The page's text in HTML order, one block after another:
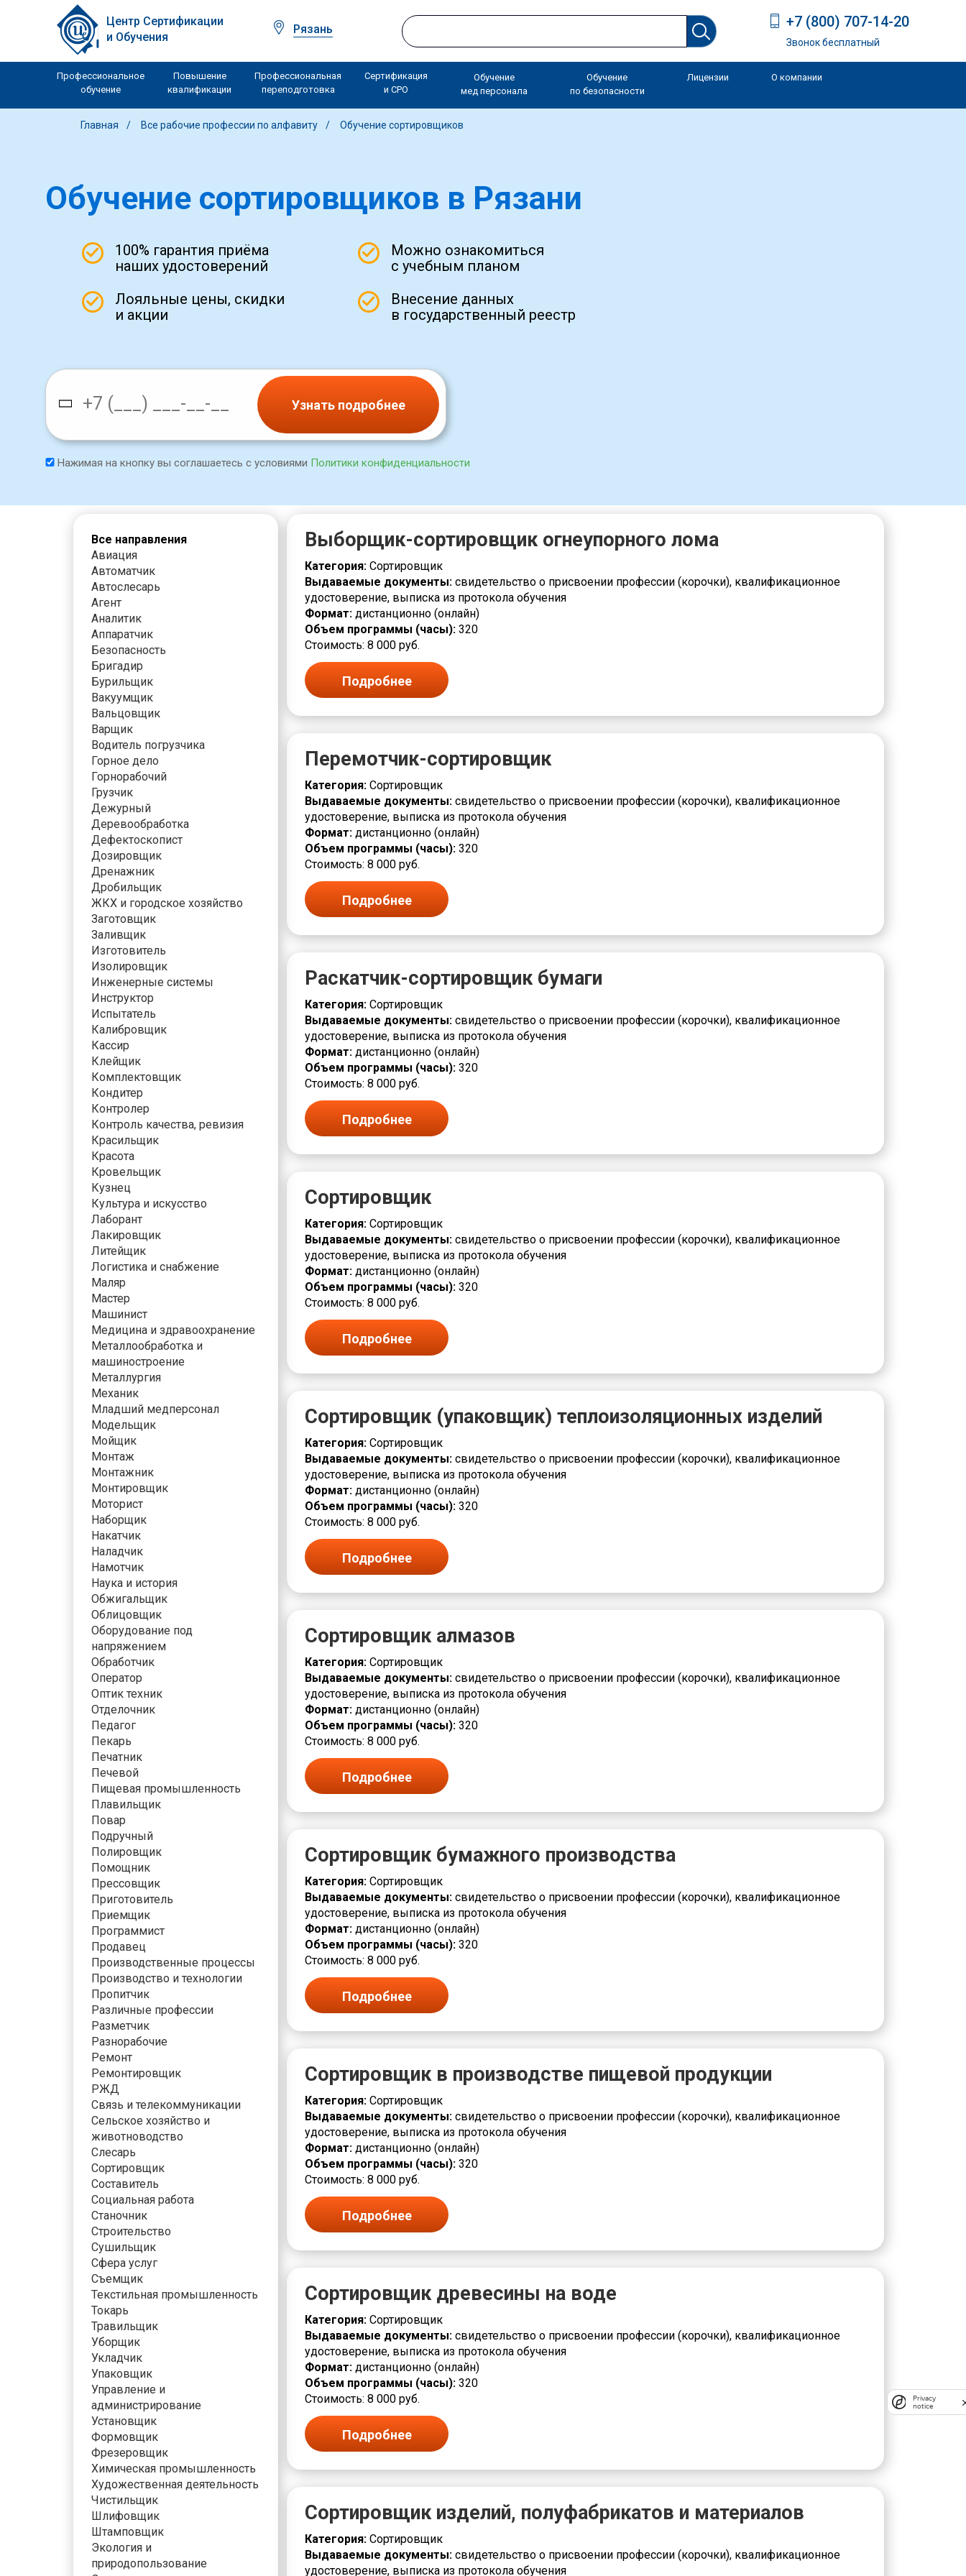
Центр Сертификации
и Обучения
Рязань +7 (800) 707-14-20
Звонок бесплатный
Профессиональное
обучение
Повышение
квалификации
Профессиональная
переподготовка
Сертификация
и СРО
Обучение
мед персонала
Обучение
по безопасности
Лицензии О компании
Главная Все рабочие профессии по алфавиту Обучение сортировщиков
Обучение сортировщиков в Рязани
100% гарантия приёма
наших удостоверений
Можно ознакомиться
с учебным планом
Лояльные цены, скидки
и акции
Внесение данных
в государственный реестр
Узнать подробнее
Нажимая на кнопку вы соглашаетесь с условиями Политики конфиденциальности
Все направления
Авиация
Автоматчик
Автослесарь
Агент
Аналитик
Аппаратчик
Безопасность
Бригадир
Бурильщик
Вакуумщик
Вальцовщик
Варщик
Водитель погрузчика
Горное дело
Горнорабочий
Грузчик
Дежурный
Деревообработка
Дефектоскопист
Дозировщик
Дренажник
Дробильщик
ЖКХ и городское хозяйство
Заготовщик
Заливщик
Изготовитель
Изолировщик
Инженерные системы
Инструктор
Испытатель
Калибровщик
Кассир
Клейщик
Комплектовщик
Кондитер
Контролер
Контроль качества, ревизия
Красильщик
Красота
Кровельщик
Кузнец
Культура и искусство
Лаборант
Лакировщик
Литейщик
Логистика и снабжение
Маляр
Мастер
Машинист
Медицина и здравоохранение
Металлообработка и
машиностроение
Металлургия
Механик
Младший медперсонал
Модельщик
Мойщик
Монтаж
Монтажник
Монтировщик
Моторист
Наборщик
Накатчик
Наладчик
Намотчик
Наука и история
Обжигальщик
Облицовщик
Оборудование под
напряжением
Обработчик
Оператор
Оптик техник
Отделочник
Педагог
Пекарь
Печатник
Печевой
Пищевая промышленность
Плавильщик
Повар
Подручный
Полировщик
Помощник
Прессовщик
Приготовитель
Приемщик
Программист
Продавец
Производственные процессы
Производство и технологии
Пропитчик
Различные профессии
Разметчик
Разнорабочие
Ремонт
Ремонтировщик
РЖД
Связь и телекоммуникации
Сельское хозяйство и
животноводство
Слесарь
Сортировщик
Составитель
Социальная работа
Станочник
Строительство
Сушильщик
Сфера услуг
Съемщик
Текстильная промышленность
Токарь
Травильщик
Уборщик
Укладчик
Упаковщик
Управление и
администрирование
Установщик
Формовщик
Фрезеровщик
Химическая промышленность
Художественная деятельность
Чистильщик
Шлифовщик
Штамповщик
Экология и
природопользование
Выборщик-сортировщик огнеупорного лома
Категория: Сортировщик
Выдаваемые документы: свидетельство о присвоении профессии (корочки), квалификационное
удостоверение, выписка из протокола обучения
Формат: дистанционно (онлайн)
Объем программы (часы): 320
Стоимость: 8 000 руб.
Подробнее
Перемотчик-сортировщик
Категория: Сортировщик
Выдаваемые документы: свидетельство о присвоении профессии (корочки), квалификационное
удостоверение, выписка из протокола обучения
Формат: дистанционно (онлайн)
Объем программы (часы): 320
Стоимость: 8 000 руб.
Подробнее
Раскатчик-сортировщик бумаги
Категория: Сортировщик
Выдаваемые документы: свидетельство о присвоении профессии (корочки), квалификационное
удостоверение, выписка из протокола обучения
Формат: дистанционно (онлайн)
Объем программы (часы): 320
Стоимость: 8 000 руб.
Подробнее
Сортировщик
Категория: Сортировщик
Выдаваемые документы: свидетельство о присвоении профессии (корочки), квалификационное
удостоверение, выписка из протокола обучения
Формат: дистанционно (онлайн)
Объем программы (часы): 320
Стоимость: 8 000 руб.
Подробнее
Сортировщик (упаковщик) теплоизоляционных изделий
Категория: Сортировщик
Выдаваемые документы: свидетельство о присвоении профессии (корочки), квалификационное
удостоверение, выписка из протокола обучения
Формат: дистанционно (онлайн)
Объем программы (часы): 320
Стоимость: 8 000 руб.
Подробнее
Сортировщик алмазов
Категория: Сортировщик
Выдаваемые документы: свидетельство о присвоении профессии (корочки), квалификационное
удостоверение, выписка из протокола обучения
Формат: дистанционно (онлайн)
Объем программы (часы): 320
Стоимость: 8 000 руб.
Подробнее
Сортировщик бумажного производства
Категория: Сортировщик
Выдаваемые документы: свидетельство о присвоении профессии (корочки), квалификационное
удостоверение, выписка из протокола обучения
Формат: дистанционно (онлайн)
Объем программы (часы): 320
Стоимость: 8 000 руб.
Подробнее
Сортировщик в производстве пищевой продукции
Категория: Сортировщик
Выдаваемые документы: свидетельство о присвоении профессии (корочки), квалификационное
удостоверение, выписка из протокола обучения
Формат: дистанционно (онлайн)
Объем программы (часы): 320
Стоимость: 8 000 руб.
Подробнее
Сортировщик древесины на воде
Категория: Сортировщик
Выдаваемые документы: свидетельство о присвоении профессии (корочки), квалификационное
удостоверение, выписка из протокола обучения
Формат: дистанционно (онлайн)
Объем программы (часы): 320
Стоимость: 8 000 руб.
Подробнее
Сортировщик изделий, полуфабрикатов и материалов
Категория: Сортировщик
Выдаваемые документы: свидетельство о присвоении профессии (корочки), квалификационное
удостоверение, выписка из протокола обучения
Privacy
notice